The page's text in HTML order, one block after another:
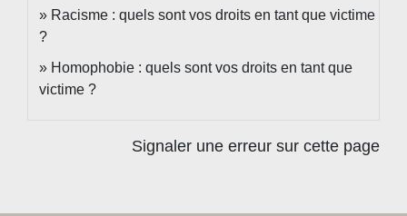
Racisme : quels sont vos droits en tant que victime
?
Homophobie : quels sont vos droits en tant que
victime ?
Signaler une erreur sur cette page